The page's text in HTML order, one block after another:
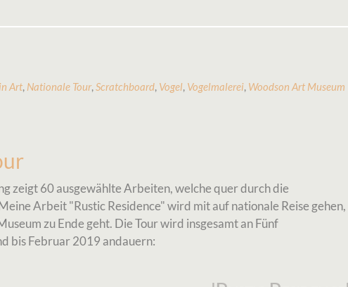
Art, Nationale Tour,Scratchboard, Vogel, Vogelmalerei, Woodson Art Museum
zeigt 60 ausgewählte Arbeiten, welche quer durch die
Arbeit "Rustic Residence" wird mit auf nationale Reise gehen,
zu Ende geht. Die Tour wird insgesamt an Fünf
bis Februar 2019 andauern: